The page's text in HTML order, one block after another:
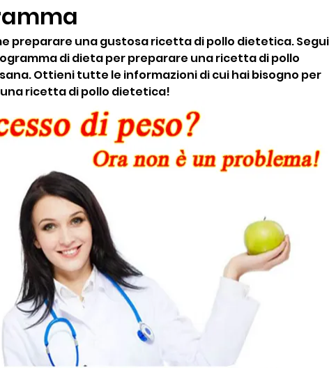
preparare una gustosa ricetta di pollo dietetica. Segui
di dieta per preparare una ricetta di pollo
Ottieni tutte le informazioni di cui hai bisogno per
ricetta di pollo dietetica!